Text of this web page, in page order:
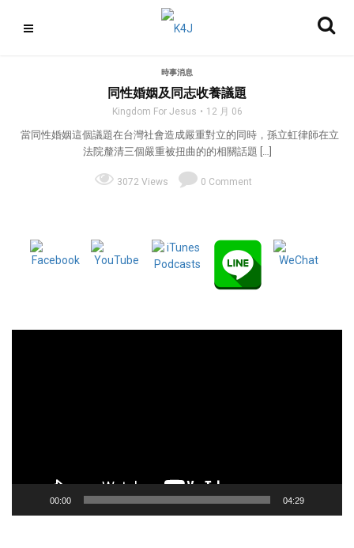
時事消息
同性婚姻及同志收養議題
Kingdom For Jesus 12 月 06
當同性婚姻這個議題在台灣社會造成嚴重對立的同時，孫立虹律師在立
法院釐清三個嚴重被扭曲的的相關話題 […]
3072 Views 0 Comment
00:00 04:29